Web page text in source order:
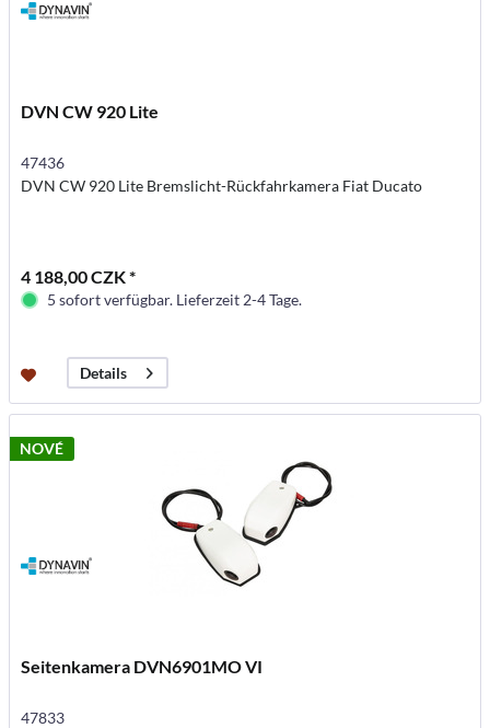
DVN CW 920 Lite
47436
DVN CW 920 Lite Bremslicht-Rückfahrkamera Fiat Ducato
4 188,00 CZK *
5 sofort verfügbar. Lieferzeit 2-4 Tage.
Details
NOVÉ
Seitenkamera DVN6901MO VI
47833